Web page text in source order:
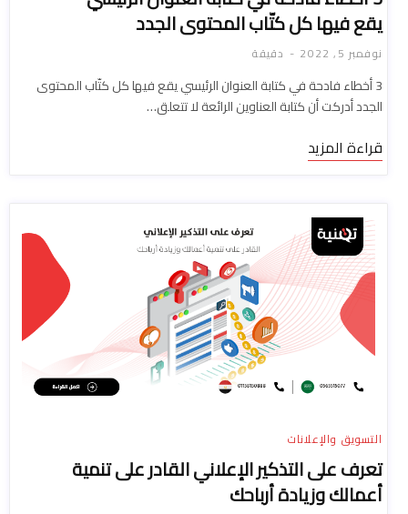
يقع فيها كل كتّاب المحتوى الجدد
نوفمبر 5, 2022 دقيقة
3 أخطاء فادحة في كتابة العنوان الرئيسي يقع فيها كل كتّاب المحتوى
الجدد أدركت أن كتابة العناوين الرائعة لا تتعلق…
قراءة المزيد
التسويق والإعلانات
تعرف على التذكير الإعلاني القادر على تنمية
أعمالك وزيادة أرباحك